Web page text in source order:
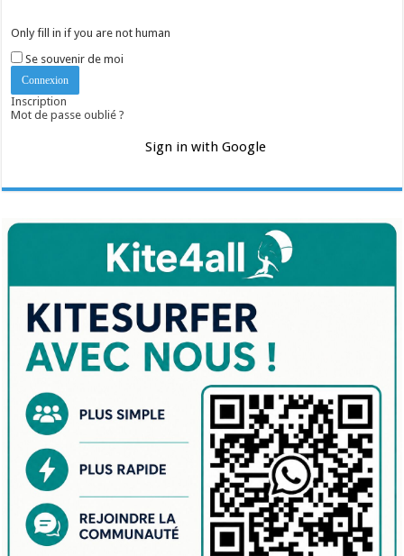
Only fill in if you are not human
Se souvenir de moi
Inscription
Mot de passe oublié ?
Sign in with Google